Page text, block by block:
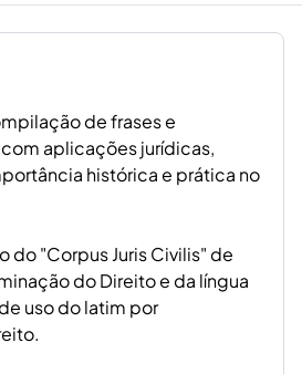
de frases e
aplicações jurídicas,
histórica e prática no
do "Corpus Juris Civilis" de
do Direito e da língua
uso do latim por